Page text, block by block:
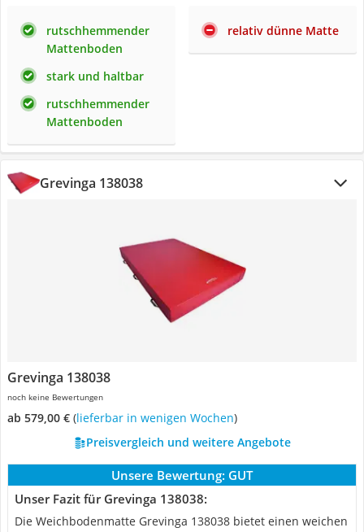
rutschhemmender
Mattenboden
stark und haltbar
rutschhemmender
Mattenboden
relativ dünne Matte
Grevinga 138038
Grevinga 138038
noch keine Bewertungen
ab 579,00 € ( Lieferbar in wenigen Wochen)
Preisvergleich und weitere Angebote
Unsere Bewertung: GUT
Unser Fazit für Grevinga 138038:
Die Weichbodenmatte Grevinga 138038 bietet einen weichen